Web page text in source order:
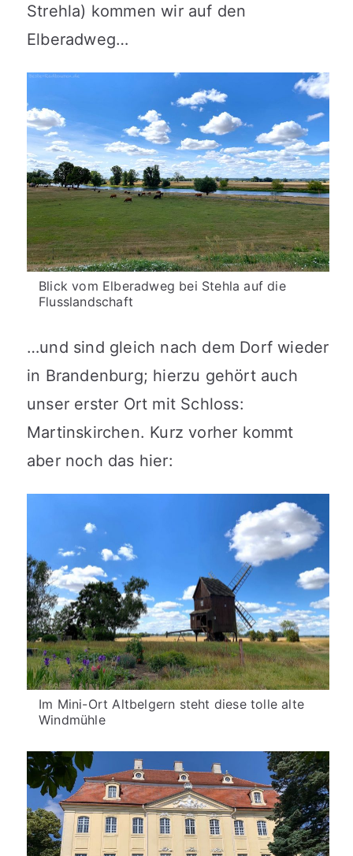
Strehla) kommen wir auf den
Elberadweg…
Blick vom Elberadweg bei Stehla auf die
Flusslandschaft
…und sind gleich nach dem Dorf wieder
in Brandenburg; hierzu gehört auch
unser erster Ort mit Schloss:
Martinskirchen. Kurz vorher kommt
aber noch das hier:
Im Mini-Ort Altbelgern steht diese tolle alte
Windmühle